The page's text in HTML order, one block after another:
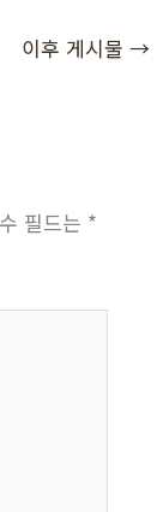
이후 게시물 →
필드는 *